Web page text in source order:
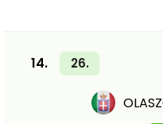
14. 26.